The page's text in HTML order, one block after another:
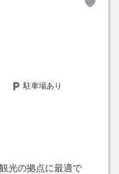
駐車場あり
光の拠点に最適で